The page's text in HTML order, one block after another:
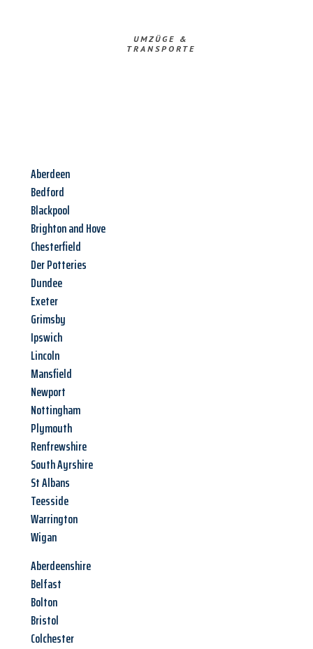
UMZÜGE &
TRANSPORTE
Aberdeen
Bedford
Blackpool
Brighton and Hove
Chesterfield
Der Potteries
Dundee
Exeter
Grimsby
Ipswich
Lincoln
Mansfield
Newport
Nottingham
Plymouth
Renfrewshire
South Ayrshire
St Albans
Teesside
Warrington
Wigan
Aberdeenshire
Belfast
Bolton
Bristol
Colchester